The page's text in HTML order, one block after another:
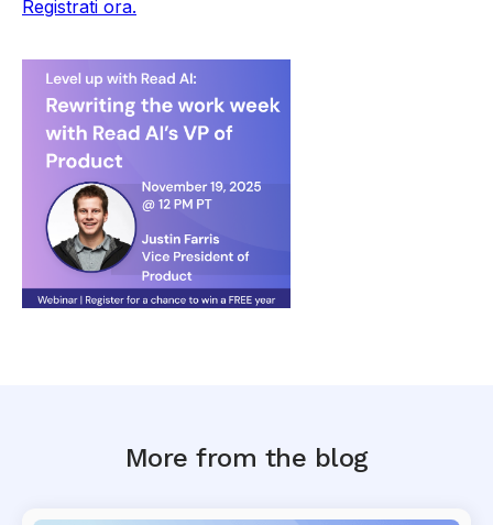
Registrati ora.
More from the blog